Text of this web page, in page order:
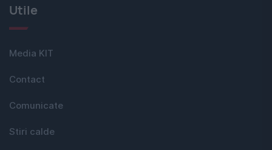
Utile
Media KIT
Contact
Comunicate
Stiri calde